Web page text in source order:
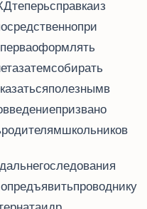
теперь справка из
при
оформлять
а затем собирать
полезным в
призвано
школьников.
следования
проводнику